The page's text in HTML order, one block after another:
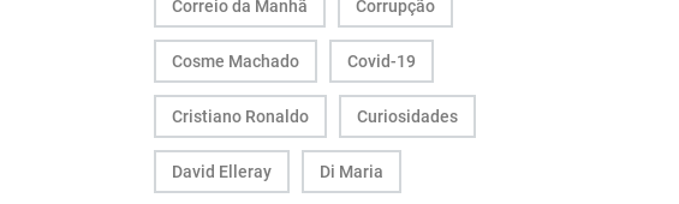
Correio da Manhã Corrupção
Cosme Machado Covid-19
Cristiano Ronaldo Curiosidades
David Elleray Di Maria